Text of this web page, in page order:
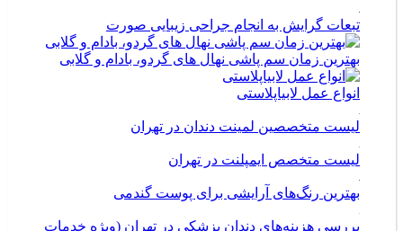
تبعات گرایش به انجام جراحی زیبایی صورت
بهترین زمان سم پاشی نهال های گردو، بادام و گلابی
انواع عمل لابیاپلاستی
لیست متخصصین لمینت دندان در تهران
لیست متخصص ایمپلنت در تهران
بهترین رنگ‌های آرایشی برای پوست گندمی
بررسی هزینه‌های دندان پزشکی در تهران (ویژه خدمات